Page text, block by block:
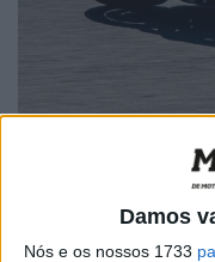
Damos
Nós e os nossos 1733